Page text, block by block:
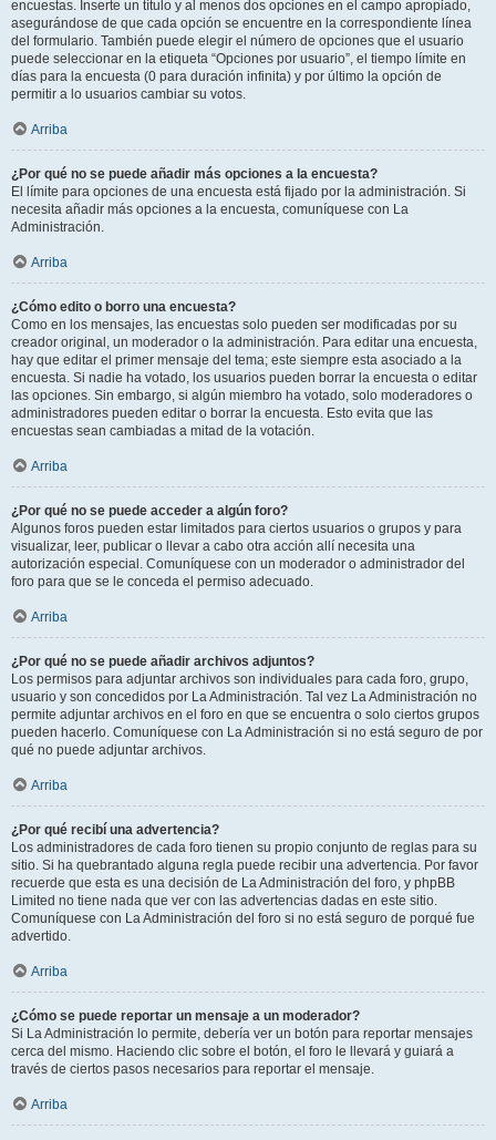
encuestas. Inserte un título y al menos dos opciones en el campo apropiado,
asegurándose de que cada opción se encuentre en la correspondiente línea
del formulario. También puede elegir el número de opciones que el usuario
puede seleccionar en la etiqueta “Opciones por usuario”, el tiempo límite en
días para la encuesta (0 para duración infinita) y por último la opción de
permitir a lo usuarios cambiar su votos.
Arriba
¿Por qué no se puede añadir más opciones a la encuesta?
El límite para opciones de una encuesta está fijado por la administración. Si
necesita añadir más opciones a la encuesta, comuníquese con La
Administración.
Arriba
¿Cómo edito o borro una encuesta?
Como en los mensajes, las encuestas solo pueden ser modificadas por su
creador original, un moderador o la administración. Para editar una encuesta,
hay que editar el primer mensaje del tema; este siempre esta asociado a la
encuesta. Si nadie ha votado, los usuarios pueden borrar la encuesta o editar
las opciones. Sin embargo, si algún miembro ha votado, solo moderadores o
administradores pueden editar o borrar la encuesta. Esto evita que las
encuestas sean cambiadas a mitad de la votación.
Arriba
¿Por qué no se puede acceder a algún foro?
Algunos foros pueden estar limitados para ciertos usuarios o grupos y para
visualizar, leer, publicar o llevar a cabo otra acción allí necesita una
autorización especial. Comuníquese con un moderador o administrador del
foro para que se le conceda el permiso adecuado.
Arriba
¿Por qué no se puede añadir archivos adjuntos?
Los permisos para adjuntar archivos son individuales para cada foro, grupo,
usuario y son concedidos por La Administración. Tal vez La Administración no
permite adjuntar archivos en el foro en que se encuentra o solo ciertos grupos
pueden hacerlo. Comuníquese con La Administración si no está seguro de por
qué no puede adjuntar archivos.
Arriba
¿Por qué recibí una advertencia?
Los administradores de cada foro tienen su propio conjunto de reglas para su
sitio. Si ha quebrantado alguna regla puede recibir una advertencia. Por favor
recuerde que esta es una decisión de La Administración del foro, y phpBB
Limited no tiene nada que ver con las advertencias dadas en este sitio.
Comuníquese con La Administración del foro si no está seguro de porqué fue
advertido.
Arriba
¿Cómo se puede reportar un mensaje a un moderador?
Si La Administración lo permite, debería ver un botón para reportar mensajes
cerca del mismo. Haciendo clic sobre el botón, el foro le llevará y guiará a
través de ciertos pasos necesarios para reportar el mensaje.
Arriba